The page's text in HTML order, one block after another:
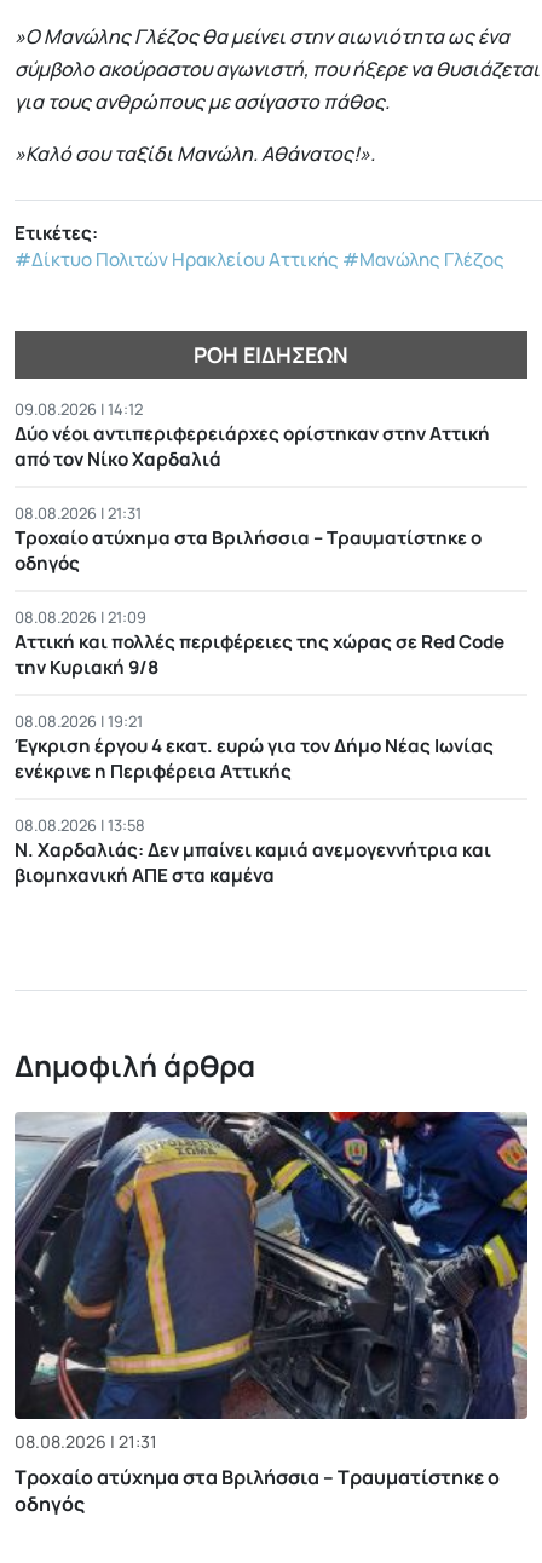
»Ο Μανώλης Γλέζος θα μείνει στην αιωνιότητα ως ένα
σύμβολο ακούραστου αγωνιστή, που ήξερε να θυσιάζεται
για τους ανθρώπους με ασίγαστο πάθος.
»Καλό σου ταξίδι Μανώλη. Αθάνατος!».
Ετικέτες:
#Δίκτυο Πολιτών Ηρακλείου Αττικής #Μανώλης Γλέζος
ΡΟΉ ΕΙΔΉΣΕΩΝ
09.08.2026 | 14:12
Δύο νέοι αντιπεριφερειάρχες ορίστηκαν στην Αττική
από τον Νίκο Χαρδαλιά
08.08.2026 | 21:31
Τροχαίο ατύχημα στα Βριλήσσια – Τραυματίστηκε ο
οδηγός
08.08.2026 | 21:09
Αττική και πολλές περιφέρειες της χώρας σε Red Code
την Κυριακή 9/8
08.08.2026 | 19:21
Έγκριση έργου 4 εκατ. ευρώ για τον Δήμο Νέας Ιωνίας
ενέκρινε η Περιφέρεια Αττικής
08.08.2026 | 13:58
Ν. Χαρδαλιάς: Δεν μπαίνει καμιά ανεμογεννήτρια και
βιομηχανική ΑΠΕ στα καμένα
Δημοφιλή άρθρα
08.08.2026 | 21:31
Τροχαίο ατύχημα στα Βριλήσσια – Τραυματίστηκε ο
οδηγός